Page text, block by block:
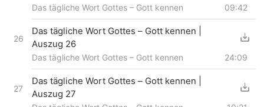
Das tägliche Wort Gottes – Gott kennen 09:42
26
Das tägliche Wort Gottes – Gott kennen |
Auszug 26
Das tägliche Wort Gottes – Gott kennen 24:09
27
Das tägliche Wort Gottes – Gott kennen |
Auszug 27